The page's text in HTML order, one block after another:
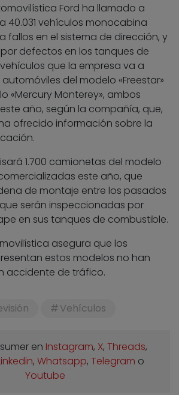
Ford ha llamado a
a 40.031 vehículos monocabina
fallos en el sistema de dirección, y
por defectos en los tanques de
que la empresa va a
automóviles del modelo «Freestar»
«Mercury Monterey», ambos
año, según la compañía, que,
ofrecido información sobre la
1.700 camionetas del modelo
este año, que
de montaje entre los pasados
serán inspeccionadas por
en sus tanques de combustible.
asegura que los
estos modelos no han
accidente de tráfico.
Vehículos
en Instagram, X, Threads,
, Whatsapp, Telegram o
Youtube